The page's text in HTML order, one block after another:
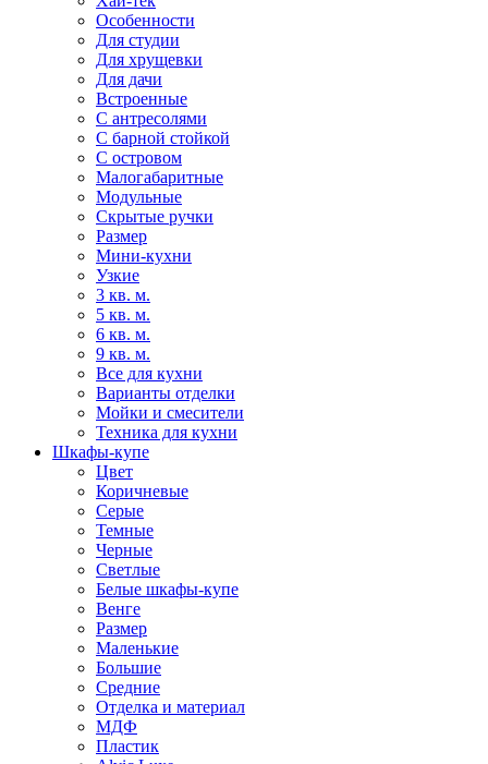
Особенности
Для студии
Для хрущевки
Для дачи
Встроенные
С антресолями
С барной стойкой
С островом
Малогабаритные
Модульные
Скрытые ручки
Размер
Мини-кухни
Узкие
3 кв. м.
5 кв. м.
6 кв. м.
9 кв. м.
Все для кухни
Варианты отделки
Мойки и смесители
Техника для кухни
Шкафы-купе
Цвет
Коричневые
Серые
Темные
Черные
Светлые
Белые шкафы-купе
Венге
Размер
Маленькие
Большие
Средние
Отделка и материал
МДФ
Пластик